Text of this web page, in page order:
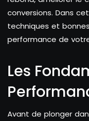
conversions. Dans
techniques et
performance de
Les
Avant de plonger